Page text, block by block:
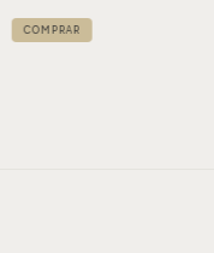
COMPRAR